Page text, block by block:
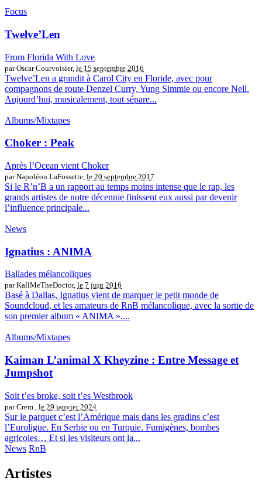
Focus
Twelve’Len
From Florida With Love
par Oscar Courvoisier, le 15 septembre 2016
Twelve’Len a grandit à Carol City en Floride, avec pour
compagnons de route Denzel Curry, Yung Simmie ou encore Nell.
Aujourd’hui, musicalement, tout sépare...
Albums/Mixtapes
Choker : Peak
Après l’Ocean vient Choker
par Napoléon LaFossette, le 20 septembre 2017
Si le R’n’B a un rapport au temps moins intense que le rap, les
grands artistes de notre décennie finissent eux aussi par devenir
l’influence principale...
News
Ignatius : ANIMA
Ballades mélancoliques
par KallMeTheDoctor, le 7 juin 2016
Basé à Dallas, Ignatius vient de marquer le petit monde de
Soundcloud, et les amateurs de RnB mélancolique, avec la sortie de
son premier album « ANIMA »....
Albums/Mixtapes
Kaiman L’animal X Kheyzine : Entre Message et
Jumpshot
Soit t’es broke, soit t’es Westbrook
par Crem., le 29 janvier 2024
Sur le parquet c’est l’Amérique mais dans les gradins c’est
l’Euroligue. En Serbie ou en Turquie. Fumigènes, bombes
agricoles… Et si les visiteurs ont la...
News RnB
Artistes